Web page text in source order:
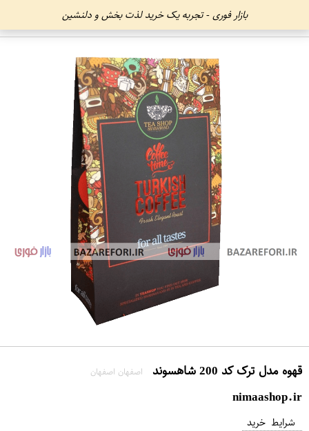
بازار فوری - تجربه یک خرید لذت بخش و دلنشین
قهوه مدل ترک کد 200 شاهسوند اصفهان اصفهان
nimaashop.ir
شرایط خرید